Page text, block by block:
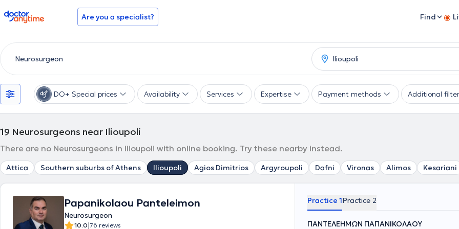
doctoranytime Are you a specialist? Find
DO+ Special prices Availability Services Expertise Payment methods Additional
19 Neurosurgeons near Ilioupoli
There are no Neurosurgeons in Ilioupoli with online booking. Try these nearby instead.
Attica Southern suburbs of Athens Ilioupoli Agios Dimitrios Argyroupoli Dafni Vironas Alimos Kesariani
Papanikolaou Panteleimon
Neurosurgeon
10.0|76 reviews
Practice 1Practice 2
ΠΑΝΤΕΛΕΗΜΩΝ ΠΑΠΑΝΙΚΟΛΑΟΥ